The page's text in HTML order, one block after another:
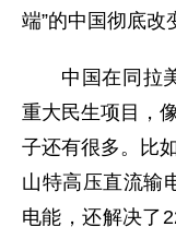
端”的中国彻底改
中国在同拉
重大民生项目，
子还有很多。比
山特高压直流输
电能，还解决了